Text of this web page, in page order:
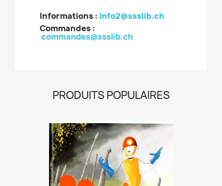
Informations : info2@ssslib.ch
Commandes:
commandes@ssslib.ch
PRODUITS POPULAIRES